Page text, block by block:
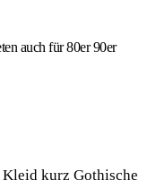
auch für 80er 90er